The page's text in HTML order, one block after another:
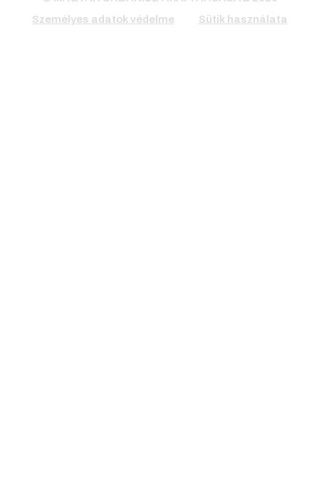
Személyes adatok védelme
Sütik használata